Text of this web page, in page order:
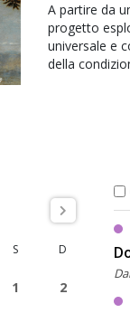
A partire da
progetto
universale e
della
S D
1 2